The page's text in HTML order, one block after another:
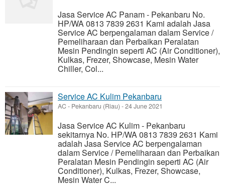
Jasa Service AC Panam - Pekanbaru No.
HP/WA 0813 7839 2631 Kami adalah Jasa
Service AC berpengalaman dalam Service /
Pemeliharaan dan Perbaikan Peralatan
Mesin Pendingin seperti AC (Air Conditioner),
Kulkas, Frezer, Showcase, Mesin Water
Chiller, Col...
Service AC Kulim Pekanbaru
AC- Pekanbaru (Riau) -24 June 2021
Jasa Service AC Kulim - Pekanbaru
sekitarnya No. HP/WA 0813 7839 2631 Kami
adalah Jasa Service AC berpengalaman
dalam Service / Pemeliharaan dan Perbaikan
Peralatan Mesin Pendingin seperti AC (Air
Conditioner), Kulkas, Frezer, Showcase,
Mesin Water C...